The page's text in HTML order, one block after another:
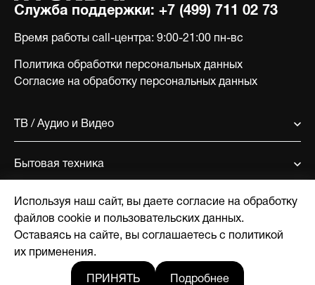
Служба поддержки: +7 (499) 711 02 73
Время работы call-центра: 9:00-21:00 пн-вс
Политика обработки персональных данных
Согласие на обработку персональных данных
ТВ / Аудио и Видео
Бытовая техника
Поддержка
Используя наш сайт, вы даете согласие на обработку
файлов cookie и пользовательских данных.
Оставаясь на сайте, вы соглашаетесь с политикой
их применения.
ПРИНЯТЬ Подробнее